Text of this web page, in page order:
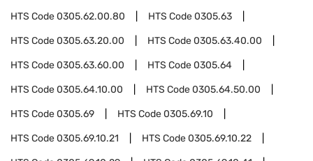
HTS Code0305.62.00.80 HTS Code0305.63
HTS Code0305.63.20.00 HTS Code0305.63.40.00
HTS Code0305.63.60.00 HTS Code0305.64
HTS Code0305.64.10.00 HTS Code0305.64.50.00
HTS Code0305.69 HTS Code0305.69.10
HTS Code0305.69.10.21 HTS Code0305.69.10.22